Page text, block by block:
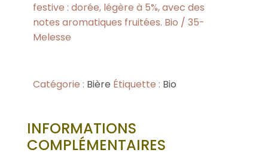
festive : dorée, légère à 5%, avec des
notes aromatiques fruitées. Bio / 35-
Melesse
Catégorie : Bière Étiquette : Bio
INFORMATIONS
COMPLÉMENTAIRES